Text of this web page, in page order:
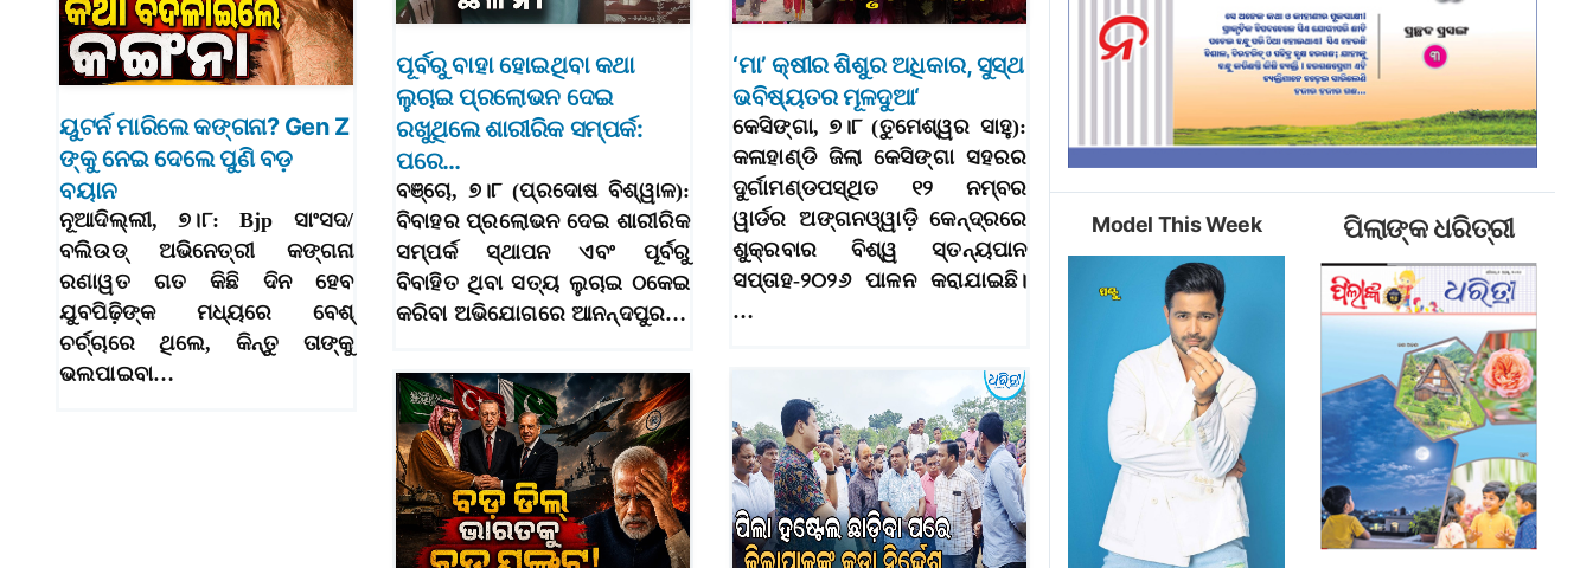
ପୂର୍ବରୁ ବାହା ହୋଇଥିବା କଥା
ଲୁଚାଇ ପ୍ରଲୋଭନ ଦେଇ
ରଖୁଥିଲେ ଶାରୀରିକ ସମ୍ପର୍କ:
ପରେ…
ବଞ୍ଚୋ, ୭।୮ (ପ୍ରଦୋଷ ବିଶ୍ୱାଳ):
ବିବାହର ପ୍ରଲୋଭନ ଦେଇ ଶାରୀରିକ
ସମ୍ପର୍କ ସ୍ଥାପନ ଏବଂ ପୂର୍ବରୁ
ବିବାହିତ ଥିବା ସତ୍ୟ ଲୁଚାଇ ଠକେଇ
କରିବା ଅଭିଯୋଗରେ ଆନନ୍ଦପୁର…
‘ମା’ କ୍ଷୀର ଶିଶୁର ଅଧିକାର, ସୁସ୍ଥ
ଭବିଷ୍ୟତର ମୂଳଦୁଆ‘
କେସିଙ୍ଗା, ୭।୮ (ତୁମେଶ୍ୱର ସାହୁ):
କଳାହାଣ୍ଡି ଜିଲା କେସିଙ୍ଗା ସହରର
ଦୁର୍ଗାମଣ୍ଡପସ୍ଥିତ ୧୨ ନମ୍ବର
ୱାର୍ଡର ଅଙ୍ଗନଓ୍ୱାଡ଼ି କେନ୍ଦ୍ରରେ
ଶୁକ୍ରବାର ବିଶ୍ୱ ସ୍ତନ୍ୟପାନ
ସପ୍ତାହ-୨୦୨୬ ପାଳନ କରାଯାଇଛି।
…
ୟୁଟର୍ନ ମାରିଲେ କଙ୍ଗନା? Gen Z
ଙ୍କୁ ନେଇ ଦେଲେ ପୁଣି ବଡ଼
ବୟାନ
ନୂଆଦିଲ୍ଲୀ, ୭।୮: Bjp ସାଂସଦ/
ବଲିଉଡ୍ ଅଭିନେତ୍ରୀ କଙ୍ଗନା
ରଣାୱତ ଗତ କିଛି ଦିନ ହେବ
ଯୁବପିଢ଼ିଙ୍କ ମଧ୍ୟରେ ବେଶ୍
ଚର୍ଚ୍ଚାରେ ଥିଲେ, କିନ୍ତୁ ତାଙ୍କୁ
ଭଲପାଇବା…
Model This Week ପିଲାଙ୍କ ଧରିତ୍ରୀ